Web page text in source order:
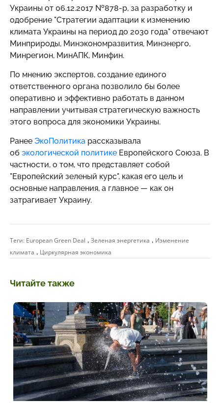
Украины от 06.12.2017 №878-р, за разработку и
одобрение "Стратегии адаптации к изменению
климата Украины на период до 2030 года" отвечают
Минприроды, Минэкономразвития, Минэнерго,
Минрегион, МинАПК, Минфин.
По мнению экспертов, создание единого
ответственного органа позволило бы более
оперативно и эффективно работать в данном
направлении учитывая стратегическую важность
этого вопроса для экономики Украины.
Ранее ЭкоПолитика рассказывала
об экологической политике Европейского Союза. В
частности, о том, что представляет собой
"Европейский зеленый курс", какая его цель и
основные направления, а главное — как он
затрагивает Украину.
Теги: European Green Deal , Зеленая энергетика , Изменение
климата , Циркулярная экономика
Читайте также